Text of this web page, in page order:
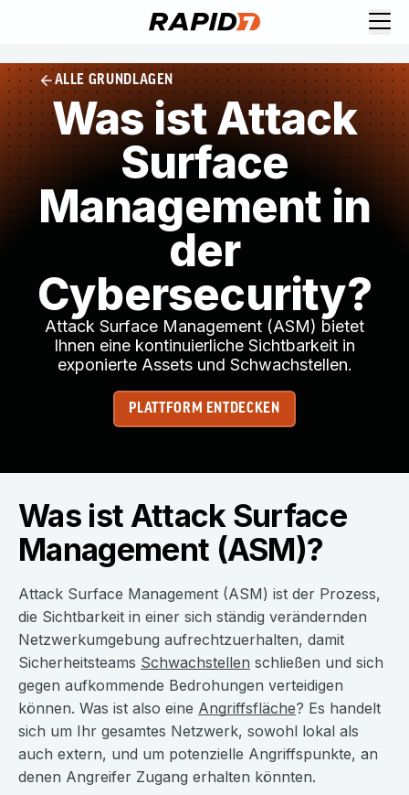
ALLE GRUNDLAGEN
Was ist Attack
Surface
Management in
der
Cybersecurity?
Attack Surface Management (ASM) bietet
Ihnen eine kontinuierliche Sichtbarkeit in
exponierte Assets und Schwachstellen.
PLATTFORM ENTDECKEN
Was ist Attack Surface
Management (ASM)?
Attack Surface Management (ASM) ist der Prozess,
die Sichtbarkeit in einer sich ständig verändernden
Netzwerkumgebung aufrechtzuerhalten, damit
Sicherheitsteams Schwachstellen schließen und sich
gegen aufkommende Bedrohungen verteidigen
können. Was ist also eine Angriffsfläche? Es handelt
sich um Ihr gesamtes Netzwerk, sowohl lokal als
auch extern, und um potenzielle Angriffspunkte, an
denen Angreifer Zugang erhalten könnten.